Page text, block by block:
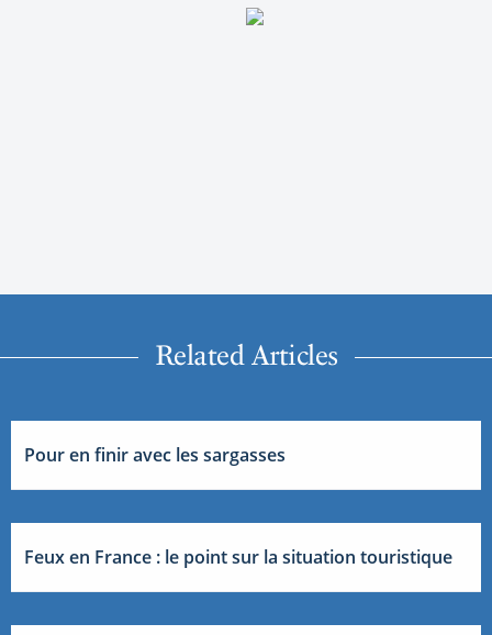
Related Articles
Pour en finir avec les sargasses
Feux en France : le point sur la situation touristique